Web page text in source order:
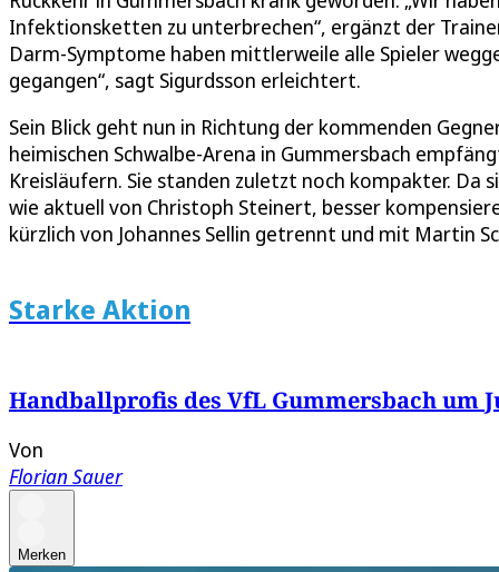
Infektionsketten zu unterbrechen“, ergänzt der
Darm-Symptome haben mittlerweile alle Spieler
gegangen“, sagt Sigurdsson erleichtert.
Sein Blick geht nun in Richtung der kommenden
heimischen Schwalbe-Arena in Gummersbach
Kreisläufern. Sie standen zuletzt noch kompakter. Da
wie aktuell von Christoph Steinert, besser
kürzlich von Johannes Sellin getrennt und mit Martin
Starke Aktion
Handballprofis des VfL Gummersbach um
Von
Florian Sauer
Merken